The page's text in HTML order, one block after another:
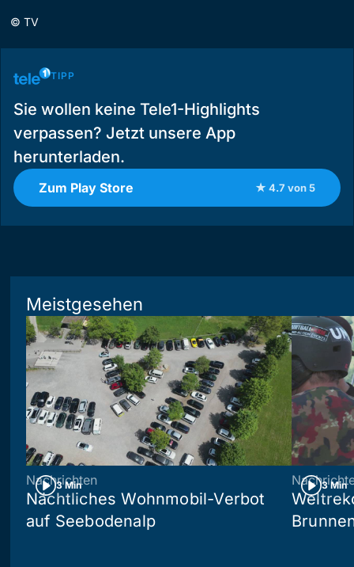
© TV
TIPP
Sie wollen keine Tele1-Highlights
verpassen? Jetzt unsere App
herunterladen.
Zum Play Store ★ 4.7 von 5
Meistgesehen
3 Min
Nachrichten
Nächtliches Wohnmobil-Verbot
auf Seebodenalp
3 Min